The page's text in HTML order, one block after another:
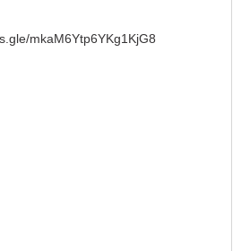
mkaM6Ytp6YKg1KjG8